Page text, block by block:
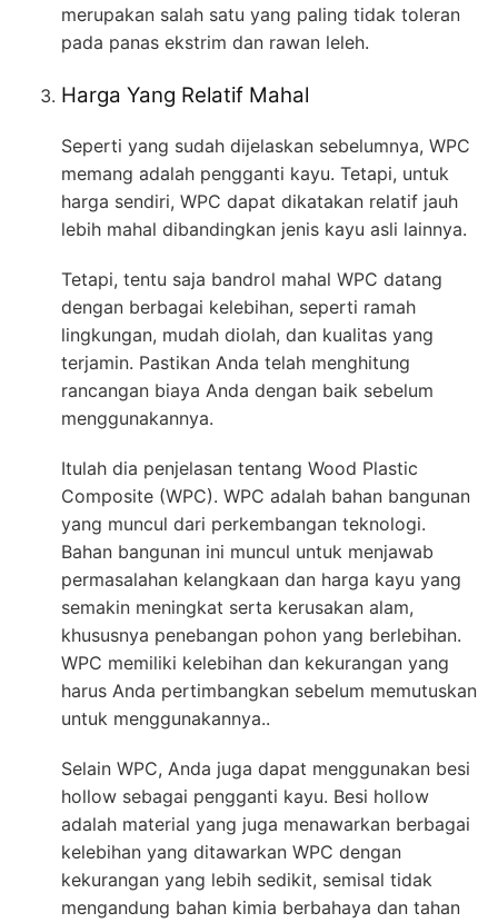
merupakan salah satu yang paling tidak toleran
pada panas ekstrim dan rawan leleh.
Harga Yang Relatif Mahal
Seperti yang sudah dijelaskan sebelumnya, WPC
memang adalah pengganti kayu. Tetapi, untuk
harga sendiri, WPC dapat dikatakan relatif jauh
lebih mahal dibandingkan jenis kayu asli lainnya.
Tetapi, tentu saja bandrol mahal WPC datang
dengan berbagai kelebihan, seperti ramah
lingkungan, mudah diolah, dan kualitas yang
terjamin. Pastikan Anda telah menghitung
rancangan biaya Anda dengan baik sebelum
menggunakannya.
Itulah dia penjelasan tentang Wood Plastic
Composite (WPC). WPC adalah bahan bangunan
yang muncul dari perkembangan teknologi.
Bahan bangunan ini muncul untuk menjawab
permasalahan kelangkaan dan harga kayu yang
semakin meningkat serta kerusakan alam,
khususnya penebangan pohon yang berlebihan.
WPC memiliki kelebihan dan kekurangan yang
harus Anda pertimbangkan sebelum memutuskan
untuk menggunakannya..
Selain WPC, Anda juga dapat menggunakan besi
hollow sebagai pengganti kayu. Besi hollow
adalah material yang juga menawarkan berbagai
kelebihan yang ditawarkan WPC dengan
kekurangan yang lebih sedikit, semisal tidak
mengandung bahan kimia berbahaya dan tahan